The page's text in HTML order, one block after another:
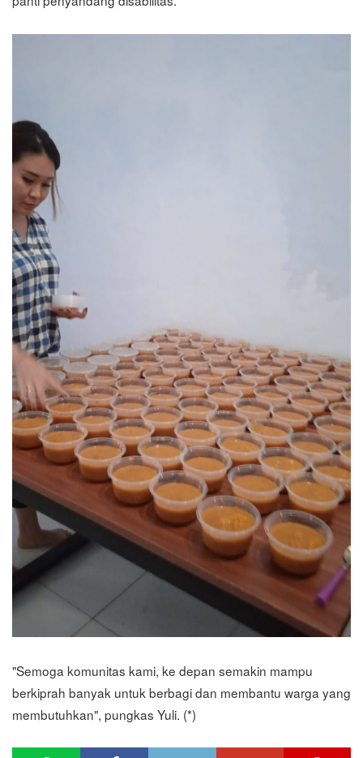
"Semoga komunitas kami, ke depan semakin mampu
berkiprah banyak untuk berbagi dan membantu warga yang
membutuhkan", pungkas Yuli. (*)